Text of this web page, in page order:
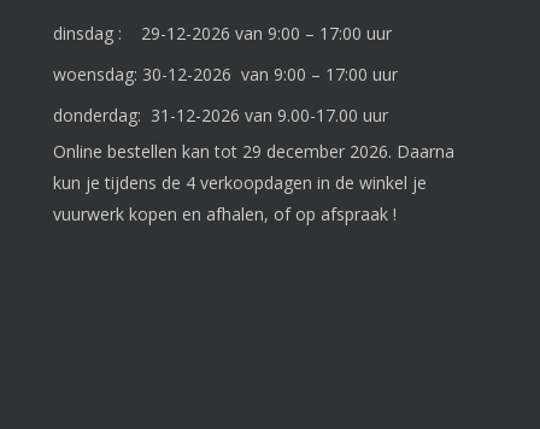
dinsdag : 29-12-2026 van 9:00 – 17:00 uur
woensdag: 30-12-2026 van 9:00 – 17:00 uur
donderdag: 31-12-2026 van 9.00-17.00 uur
Online bestellen kan tot 29 december 2026. Daarna
kun je tijdens de 4 verkoopdagen in de winkel je
vuurwerk kopen en afhalen, of op afspraak !